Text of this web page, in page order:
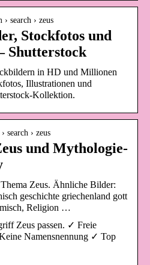
search › zeus
Stockfotos und
Shutterstock
in HD und Millionen
Illustrationen und
Kollektion.
search › zeus
und Mythologie-
Zeus. Ähnliche Bilder:
geschichte griechenland gott
Religion …
Zeus passen. ✓ Freie
Namensnennung ✓ Top